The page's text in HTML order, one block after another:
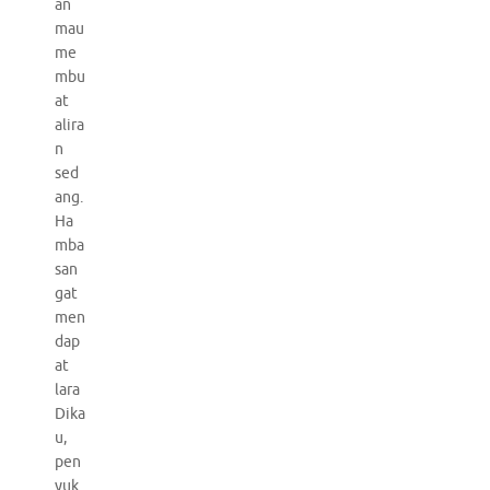
an
mau
me
mbu
at
alira
n
sed
ang.
Ha
mba
san
gat
men
dap
at
lara
Dika
u,
pen
yuk